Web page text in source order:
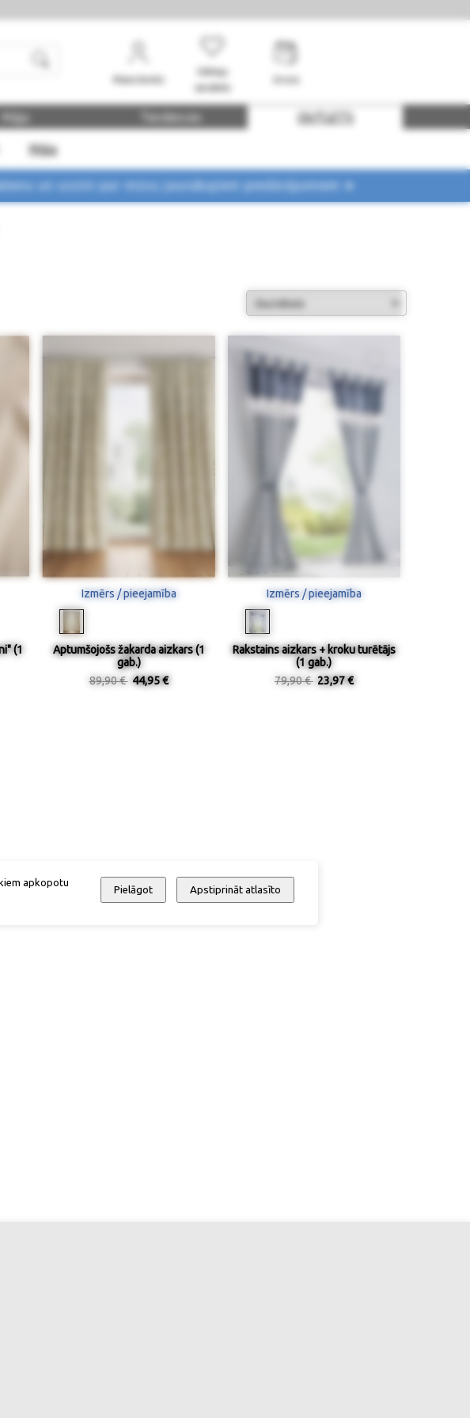
Mans konts
Vēlmju
saraksts
Māja Tendences OUTLETS
Māja
un uzzini par mūsu jaunākajiem piedāvājumiem ➤
(1
Izmērs / pieejamība
Aptumšojošs žakarda aizkars (1
gab.)
89,90 € 44,95 €
Izmērs / pieejamība
Rakstains aizkars + kroku turētājs
(1 gab.)
79,90 € 23,97 €
apkopotu
Pielāgot Apstiprināt atlasīto